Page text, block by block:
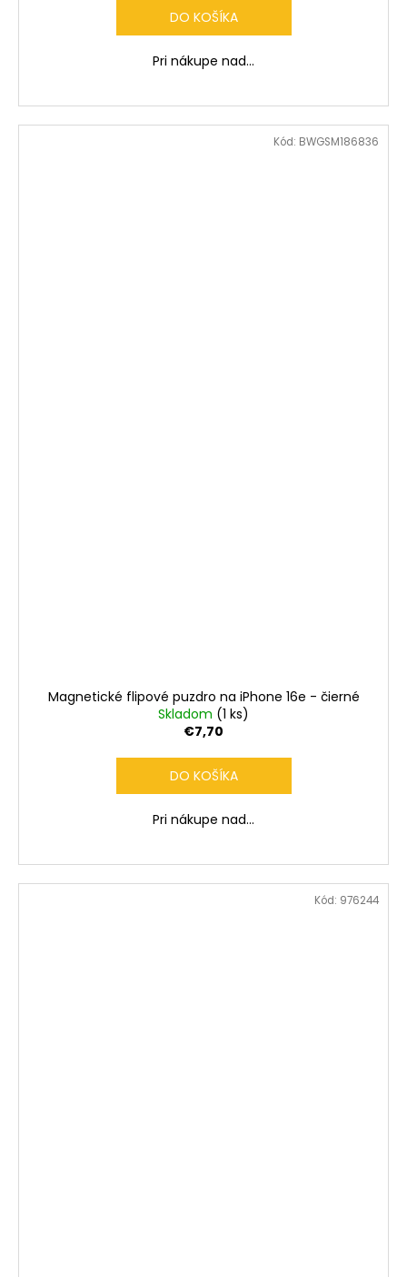
DO KOŠÍKA
Pri nákupe nad...
Magnetické flipové puzdro na iPhone 16e - čierné
Skladom (1 ks)
€7,70
DO KOŠÍKA
Pri nákupe nad...
Kód: BWGSM186836
Kód: 976244